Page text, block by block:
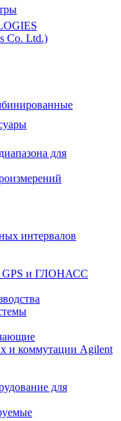
Co. Ltd.)
для
интервалов
GPS и ГЛОНАСС
и коммутации Agilent
для